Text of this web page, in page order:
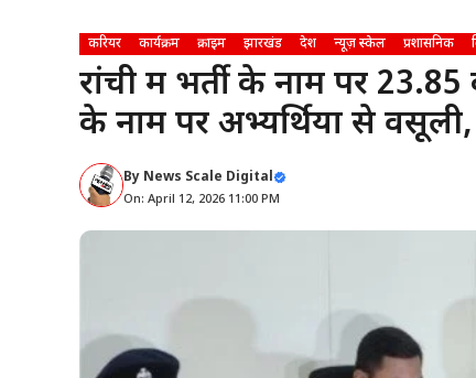
करियर कार्यक्रम क्राइम झारखंड देश न्यूज़ स्केल प्रशासनिक
रांची में भर्ती के नाम पर
के नाम पर अभ्यर्थियों से
By News Scale Digital
On: April 12, 2026 11:00 PM